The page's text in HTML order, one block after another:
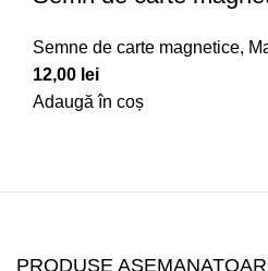
Semne de carte magnetice,
12,00 lei
Adaugă în coș
PRODUSE